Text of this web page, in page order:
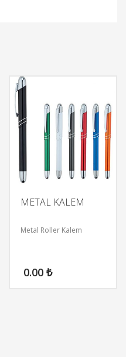
METAL KALEM
Metal Roller Kalem
0.00 ₺